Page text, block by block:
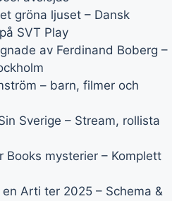
gröna ljuset – Dansk
SVT Play
av Ferdinand Boberg –
– barn, filmer och
Sverige – Stream, rollista
Books mysterier – Komplett
Arti ter 2025 – Schema &